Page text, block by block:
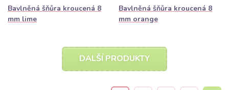
Bavlněná šňůra kroucená 8
mm lime
Bavlněná šňůra kroucená 8
mm orange
DALŠÍ PRODUKTY